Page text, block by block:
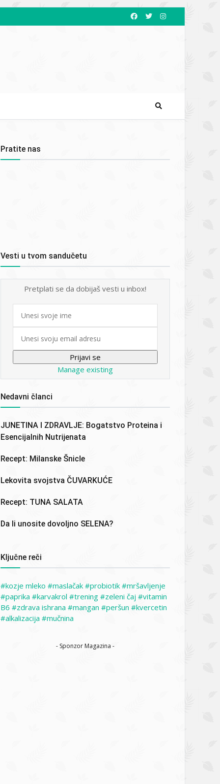
Pratite nas
Vesti u tvom sandučetu
Pretplati se da dobijaš vesti u inbox!
First
Manage existing
Nedavni članci
JUNETINA I ZDRAVLJE: Bogatstvo Proteina i
Esencijalnih Nutrijenata
Recept: Milanske Šnicle
Lekovita svojstva ČUVARKUĆE
Recept: TUNA SALATA
Da li unosite dovoljno SELENA?
Ključne reči
kozje mleko maslačak probiotik
mršavljenje
paprika
karvakrol trening zeleni čaj
vitamin
B6
zdrava ishrana mangan peršun
kvercetin
alkalizacija
mučnina
- Sponzor Magazina -